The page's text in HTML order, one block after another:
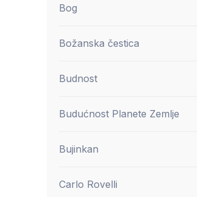
Bog
Božanska čestica
Budnost
Budućnost Planete Zemlje
Bujinkan
Carlo Rovelli